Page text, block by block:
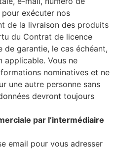
exécuter nos
de la livraison des produits
du Contrat de licence
garantie, le cas échéant,
Vous ne
nominatives et ne
une autre personne sans
devront toujours
par l’intermédiaire
email pour vous adresser